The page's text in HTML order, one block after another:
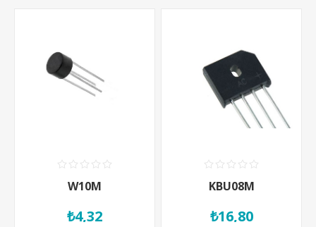
W10M
₺4,32
KBU08M
₺16,80